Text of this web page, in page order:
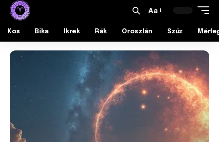
Aa
Kos Bika Ikrek Rák Oroszlán Szűz